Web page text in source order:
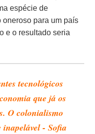
espécie de
oneroso para um país
e o resultado seria
tecnológicos
que já os
O colonialismo
- Sofia